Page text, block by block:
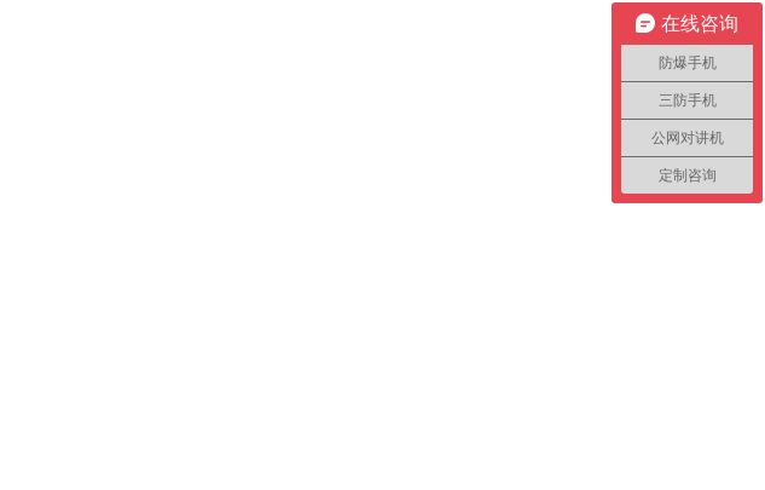
在线咨询
防爆手机
三防手机
公网对讲机
定制咨询